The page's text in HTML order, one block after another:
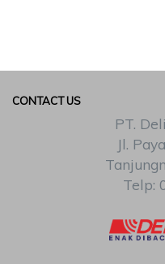
CONTACT US
PT.
Jl.
Telp: